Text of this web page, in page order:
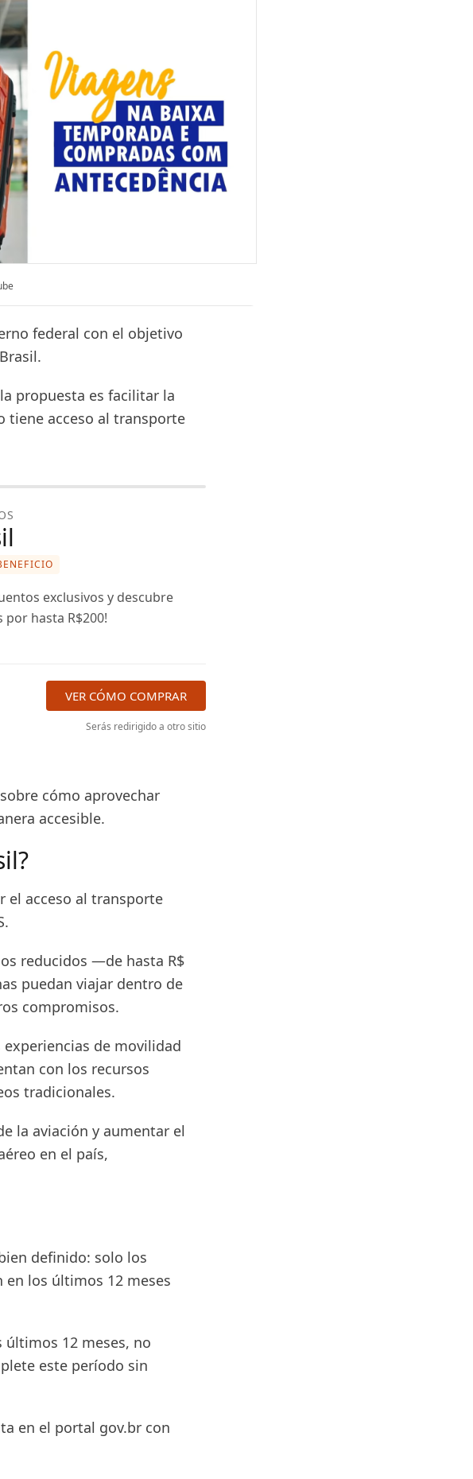
federal con el objetivo
propuesta es facilitar la
tiene acceso al transporte
exclusivos y descubre
hasta R$200!
VER CÓMO COMPRAR
Serás redirigido a otro sitio
cómo aprovechar
accesible.
el acceso al transporte
reducidos —de hasta R$
puedan viajar dentro de
compromisos.
de movilidad
con los recursos
tradicionales.
la aviación y aumentar el
en el país,
definido: solo los
en los últimos 12 meses
últimos 12 meses, no
este período sin
en el portal gov.br con